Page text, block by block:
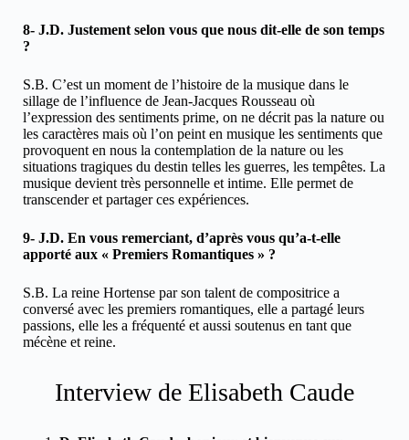
8- J.D. Justement selon vous que nous dit-elle de son temps
?
S.B. C’est un moment de l’histoire de la musique dans le
sillage de l’influence de Jean-Jacques Rousseau où
l’expression des sentiments prime, on ne décrit pas la nature ou
les caractères mais où l’on peint en musique les sentiments que
provoquent en nous la contemplation de la nature ou les
situations tragiques du destin telles les guerres, les tempêtes. La
musique devient très personnelle et intime. Elle permet de
transcender et partager ces expériences.
9- J.D. En vous remerciant, d’après vous qu’a-t-elle
apporté aux « Premiers Romantiques » ?
S.B. La reine Hortense par son talent de compositrice a
conversé avec les premiers romantiques, elle a partagé leurs
passions, elle les a fréquenté et aussi soutenus en tant que
mécène et reine.
Interview de Elisabeth Caude